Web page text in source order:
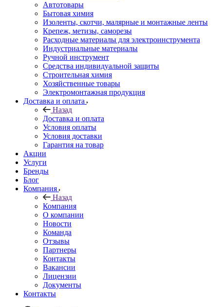
Автотовары
Бытовая химия
Изоленты, скотчи, малярные и монтажные ленты
Крепеж, метизы, саморезы
Расходные материалы для электроинструмента
Индустриальные материалы
Ручной инструмент
Средства индивидуальной защиты
Строительная химия
Хозяйственные товары
Электромонтажная продукция
Доставка и оплата
Назад
Доставка и оплата
Условия оплаты
Условия доставки
Гарантия на товар
Акции
Услуги
Бренды
Блог
Компания
Назад
Компания
О компании
Новости
Команда
Отзывы
Партнеры
Контакты
Вакансии
Лицензии
Документы
Контакты